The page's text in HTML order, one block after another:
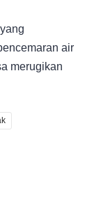
air
merugikan